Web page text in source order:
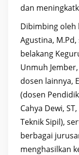
dan
Dibimbing oleh
Agustina,
belakang
Unmuh
dosen lainnya,
(dosen
Cahya Dewi,
Teknik Sipil),
berbagai
menghasilkan